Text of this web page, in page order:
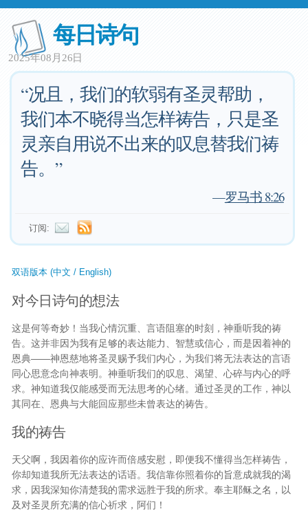
每日诗句
2025年08月26日
“况且，我们的软弱有圣灵帮助，
我们本不晓得当怎样祷告，只是圣
灵亲自用说不出来的叹息替我们祷
告。”
—罗马书 8:26
订阅:
双语版本 (中文 / English)
对今日诗句的想法
这是何等奇妙！当我心情沉重、言语阻塞的时刻，神垂听我的祷
告。这并非因为我有足够的表达能力、智慧或信心，而是因着神的
恩典——神恩慈地将圣灵赐予我们内心，为我们将无法表达的言语
同心思意念向神表明。神垂听我们的叹息、渴望、心碎与内心的呼
求。神知道我仅能感受而无法思考的心绪。通过圣灵的工作，神以
其同在、恩典与大能回应那些未曾表达的祷告。
我的祷告
天父啊，我因着你的应许而倍感安慰，即便我不懂得当怎样祷告，
你却知道我所无法表达的话语。我信靠你照着你的旨意成就我的渴
求，因我深知你清楚我的需求远胜于我的所求。奉主耶稣之名，以
及对圣灵所充满的信心祈求，阿们！